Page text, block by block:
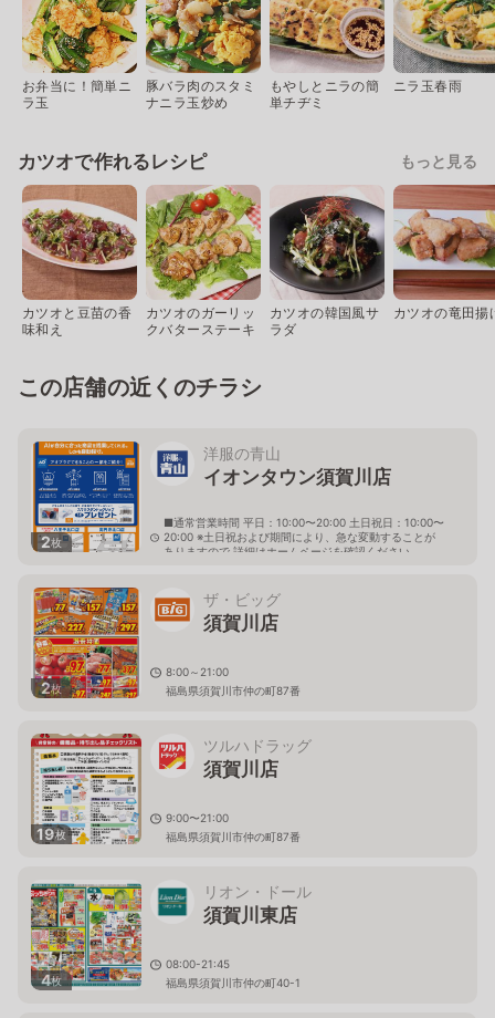
お弁当に！簡単ニ
ラ玉
豚バラ肉のスタミ
ナニラ玉炒め
もやしとニラの簡
単チヂミ
ニラ玉春雨
カツオで作れるレシピ もっと見る
カツオと豆苗の香
味和え
カツオのガーリッ
クバターステーキ
カツオの韓国風サ
ラダ
カツオの竜田揚
この店舗の近くのチラシ
2枚
洋服の青山
イオンタウン須賀川店
■通常営業時間 平日：10:00〜20:00 土日祝日：10:00〜
20:00 ※土日祝および期間により、急な変動することが
ありますので 詳細はホームページを確認ください
2枚
ザ・ビッグ
須賀川店
8:00～21:00
福島県須賀川市仲の町87番
19枚
ツルハドラッグ
須賀川店
9:00〜21:00
福島県須賀川市仲の町87番
4枚
リオン・ドール
須賀川東店
08:00-21:45
福島県須賀川市仲の町40-1